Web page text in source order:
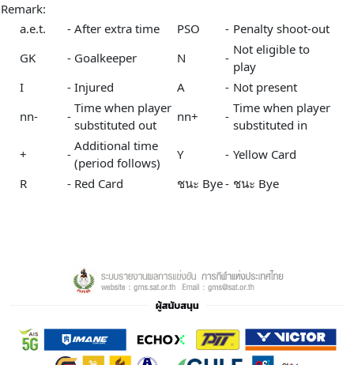
Remark:
a.e.t.
- After extra time PSO - Penalty shoot-out
GK
- Goalkeeper N -
Not eligible to
play
I
- Injured A - Not present
nn-
-
Time when player
substituted out
nn+ -
Time when player
substituted in
+
-
Additional time
(period follows)
Y - Yellow Card
R
- Red Card ชนะ Bye- ชนะ Bye